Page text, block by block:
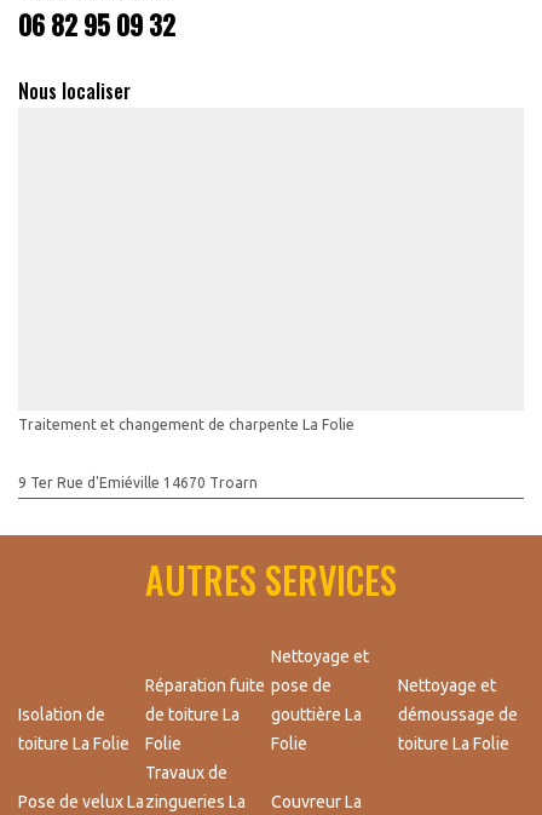
06 82 95 09 32
Nous localiser
Traitement et changement de charpente La Folie
9 Ter Rue d'Emiéville 14670 Troarn
AUTRES SERVICES
Isolation de
toiture La Folie
Réparation fuite
de toiture La
Folie
Nettoyage et
pose de
gouttière La
Folie
Nettoyage et
démoussage de
toiture La Folie
Pose de velux La
Travaux de
zingueries La
Couvreur La